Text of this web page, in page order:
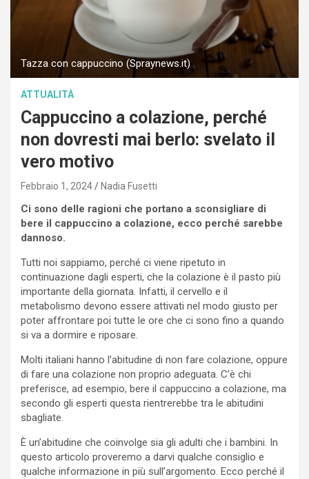
Tazza con cappuccino (Spraynews.it)
ATTUALITÀ
Cappuccino a colazione, perché
non dovresti mai berlo: svelato il
vero motivo
Febbraio 1, 2024 Nadia Fusetti
Ci sono delle ragioni che portano a sconsigliare di
bere il cappuccino a colazione, ecco perché sarebbe
dannoso.
Tutti noi sappiamo, perché ci viene ripetuto in
continuazione dagli esperti, che la colazione è il pasto più
importante della giornata. Infatti, il cervello e il
metabolismo devono essere attivati nel modo giusto per
poter affrontare poi tutte le ore che ci sono fino a quando
si va a dormire e riposare.
Molti italiani hanno l’abitudine di non fare colazione, oppure
di fare una colazione non proprio adeguata. C’è chi
preferisce, ad esempio, bere il cappuccino a colazione, ma
secondo gli esperti questa rientrerebbe tra le abitudini
sbagliate.
È un’abitudine che coinvolge sia gli adulti che i bambini. In
questo articolo proveremo a darvi qualche consiglio e
qualche informazione in più sull’argomento. Ecco perché il